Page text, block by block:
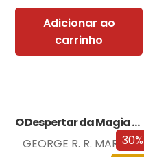
Adicionar ao
carrinho
30%
O Despertar da Magia (Edição especial limitada)
GEORGE R. R. MARTIN